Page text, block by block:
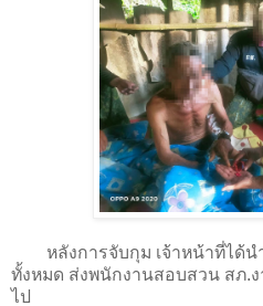
หลังการจับกุม เจ้าหน้าที่ได้
ทั้งหมด ส่งพนักงานสอบสวน สภ.
ไป